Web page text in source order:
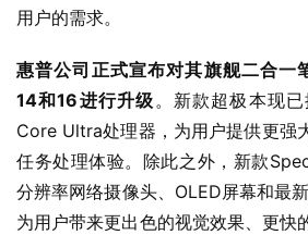
用户的需求。
惠普公司正式宣布对其旗舰二合
14和16进行升级。新款超极本现
Core Ultra处理器，为用户提供更强
任务处理体验。除此之外，新款
分辨率网络摄像头、OLED屏幕和最
为用户带来更出色的视觉效果、更快